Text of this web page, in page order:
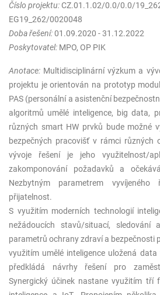
Číslo projektu:CZ.01.1.02/0.0/0.0/
EG19_262/0020048
Doba řešení:01.09.2020 - 31.12.2022
Poskytovatel: MPO, OP PIK
Anotace: Multidisciplinární výzkum a
projektu je orientován na prototyp
PAS (personální a asistenční
algoritmů umělé inteligence, big data,
různých smart HW prvků bude možné
bezpečných pracovišť v rámci různých
vývoje řešení je jeho využitelnost/
zakomponování požadavků a
Nezbytným parametrem
přijatelnost.
S využitím moderních technologií
nežádoucích stavů/situací, sledování
parametrů ochrany zdraví a bezpečnosti
využitím umělé inteligence uložená data
předkládá návrhy řešení pro
Synergický účinek nastane využitím tří